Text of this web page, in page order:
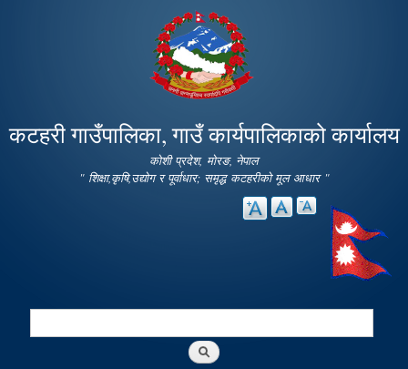
main
content
कटहरी गाउँपालिका, गाउँ कार्यपालिकाको कार्यालय
कोशी प्रदेश, मोरङ, नेपाल
" शिक्षा,कृषि,उद्योग र पूर्वाधार; समृद्ध कटहरीको मूल आधार "
Search